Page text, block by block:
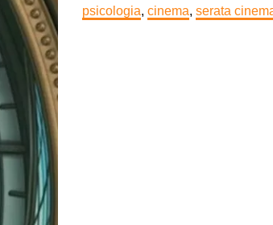
psicologia, cinema, serata